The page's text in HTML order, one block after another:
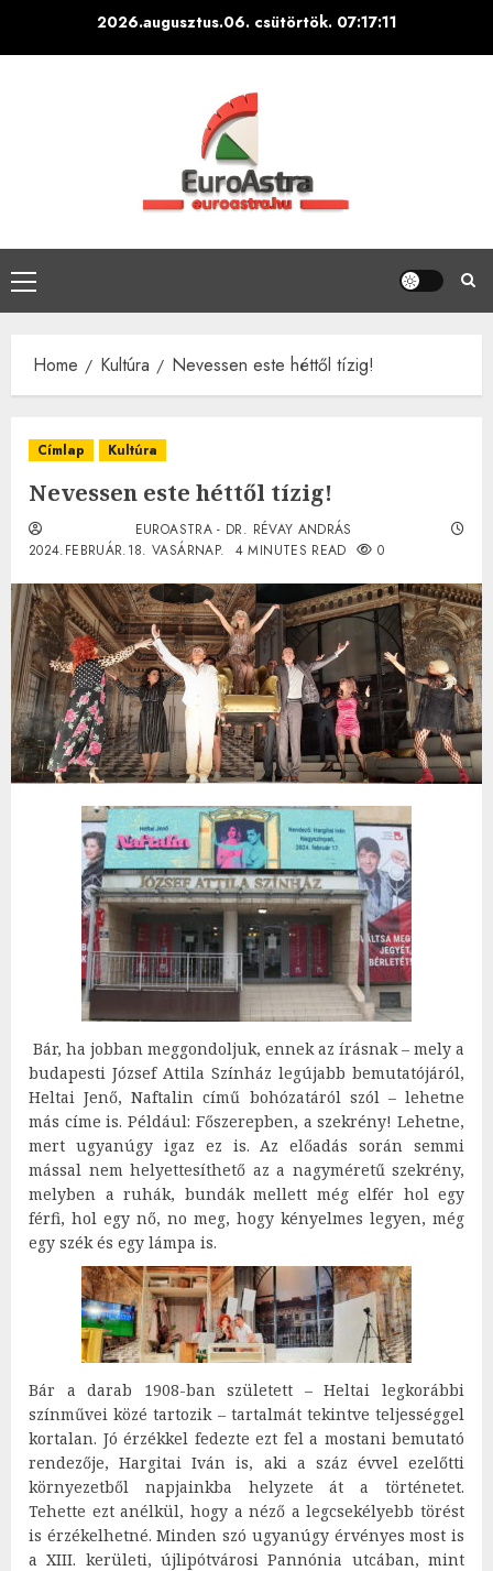
2026.augusztus.06. csütörtök. 07:17:12
Primary
Menu
Home Kultúra Nevessen este héttől tízig!
Címlap Kultúra
Nevessen este héttől tízig!
EUROASTRA - DR. RÉVAY ANDRÁS
2024.FEBRUÁR.18. VASÁRNAP.
4 MINUTES READ 0
Bár, ha jobban meggondoljuk, ennek az írásnak – mely a
budapesti József Attila Színház legújabb bemutatójáról,
Heltai Jenő, Naftalin című bohózatáról szól – lehetne
más címe is. Például: Főszerepben, a szekrény! Lehetne,
mert ugyanúgy igaz ez is. Az előadás során semmi
mással nem helyettesíthető az a nagyméretű szekrény,
melyben a ruhák, bundák mellett még elfér hol egy
férfi, hol egy nő, no meg, hogy kényelmes legyen, még
egy szék és egy lámpa is.
Bár a darab 1908-ban született – Heltai legkorábbi
színművei közé tartozik – tartalmát tekintve teljességgel
kortalan. Jó érzékkel fedezte ezt fel a mostani bemutató
rendezője, Hargitai Iván is, aki a száz évvel ezelőtti
környezetből napjainkba helyzete át a történetet.
Tehette ezt anélkül, hogy a néző a legcsekélyebb törést
is érzékelhetné. Minden szó ugyanúgy érvényes most is
a XIII. kerületi, újlipótvárosi Pannónia utcában, mint